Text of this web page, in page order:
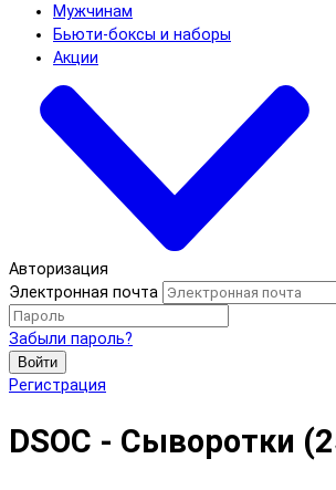
Мужчинам
Бьюти-боксы и наборы
Акции
Авторизация
Электронная почта
Забыли пароль?
Войти
Регистрация
DSOC - Сыворотки